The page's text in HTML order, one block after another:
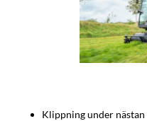
Klippning under